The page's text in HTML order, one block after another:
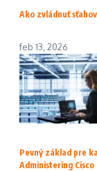
Ako zvládnuť
feb 13, 2026
Pevný základ pre
Administering Cisco